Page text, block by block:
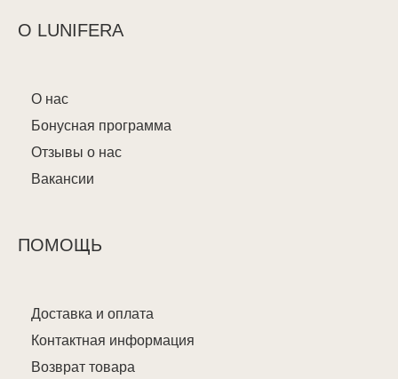
О LUNIFERA
О нас
Бонусная программа
Отзывы о нас
Вакансии
ПОМОЩЬ
Доставка и оплата
Контактная информация
Возврат товара